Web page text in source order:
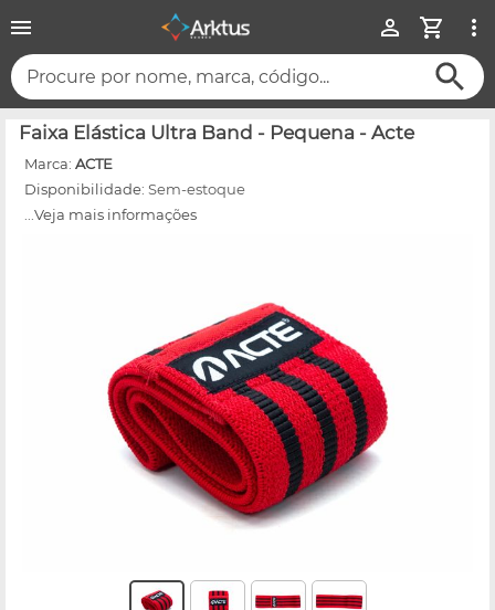
Procure por nome, marca, código...
Faixa Elástica Ultra Band - Pequena - Acte
Marca: ACTE
Disponibilidade: Sem-estoque
...Veja mais informações